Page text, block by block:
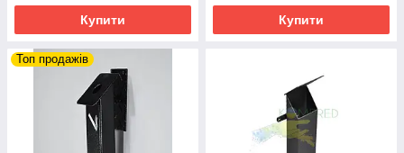
Купити Купити
Топ продажів